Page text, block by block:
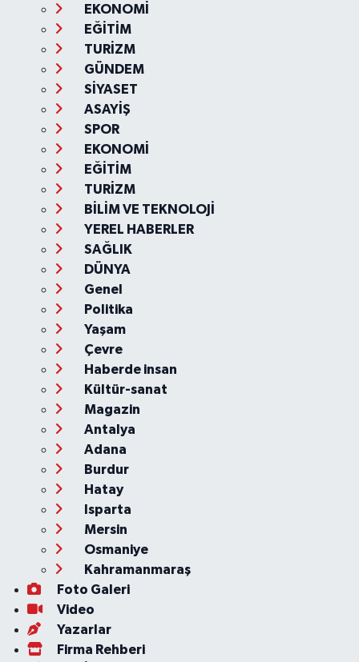
EKONOMİ
EĞİTİM
TURİZM
GÜNDEM
SİYASET
ASAYİŞ
SPOR
EKONOMİ
EĞİTİM
TURİZM
BİLİM VE TEKNOLOJİ
YEREL HABERLER
SAĞLIK
DÜNYA
Genel
Politika
Yaşam
Çevre
Haberde insan
Kültür-sanat
Magazin
Antalya
Adana
Burdur
Hatay
Isparta
Mersin
Osmaniye
Kahramanmaraş
Foto Galeri
Video
Yazarlar
Firma Rehberi